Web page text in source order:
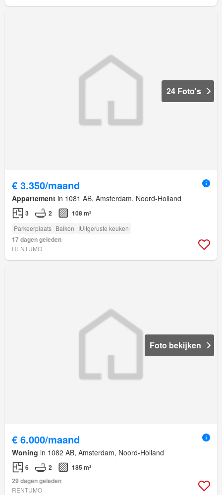
24 Foto's
€ 3.350/maand
Appartement in 1081 AB, Amsterdam, Noord-Holland
3 2 108 m²
Parkeerplaats Balkon IUitgeruste keuken
17 dagen geleden
RENTUMO
Foto bekijken
€ 6.000/maand
Woning in 1082 AB, Amsterdam, Noord-Holland
6 2
185 m²
29 dagen geleden
RENTUMO